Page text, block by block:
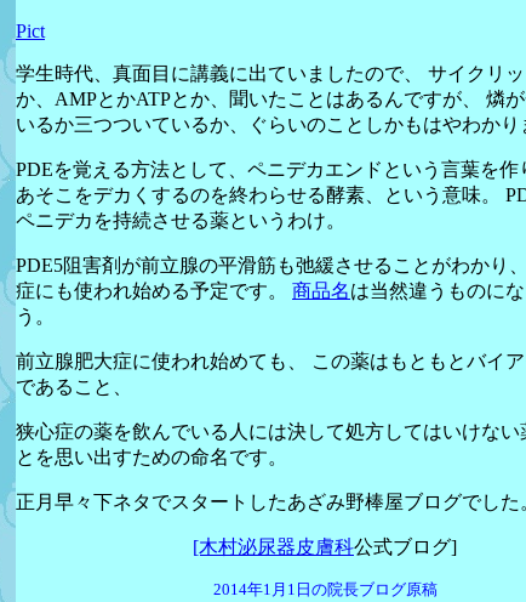
Pict
学生時代、真面目に講義に出ていましたので、 サイクリ
か、AMPとかATPとか、聞いたことはあるんですが、 燐
いるか三つついているか、ぐらいのことしかもはやわかり
PDEを覚える方法として、ペニデカエンドという言葉を作
あそこをデカくするのを終わらせる酵素、という意味。
ペニデカを持続させる薬というわけ。
PDE5阻害剤が前立腺の平滑筋も弛緩させることがわかり
症にも使われ始める予定です。 商品名は当然違うものに
う。
前立腺肥大症に使われ始めても、 この薬はもともとバイ
であること、
狭心症の薬を飲んでいる人には決して処方してはいけない
とを思い出すための命名です。
正月早々下ネタでスタートしたあざみ野棒屋ブログでした
[木村泌尿器皮膚科公式ブログ]
2014年1月1日の院長ブログ原稿